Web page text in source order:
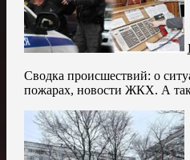
Сводка происшествий: о
пожарах, новости ЖКХ. А